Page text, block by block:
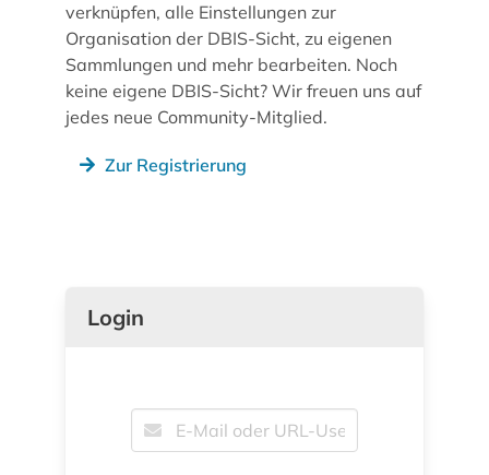
verknüpfen, alle Einstellungen zur
Organisation der DBIS-Sicht, zu eigenen
Sammlungen und mehr bearbeiten. Noch
keine eigene DBIS-Sicht? Wir freuen uns auf
jedes neue Community-Mitglied.
Zur Registrierung
Login